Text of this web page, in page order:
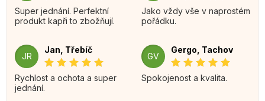
Super jednání. Perfektní
produkt kapři to zbožňují.
Jako vždy vše v naprostém
pořádku.
JR
Jan, Třebíč
Rychlost a ochota a super
jednání.
GV
Gergo, Tachov
Spokojenost a kvalita.